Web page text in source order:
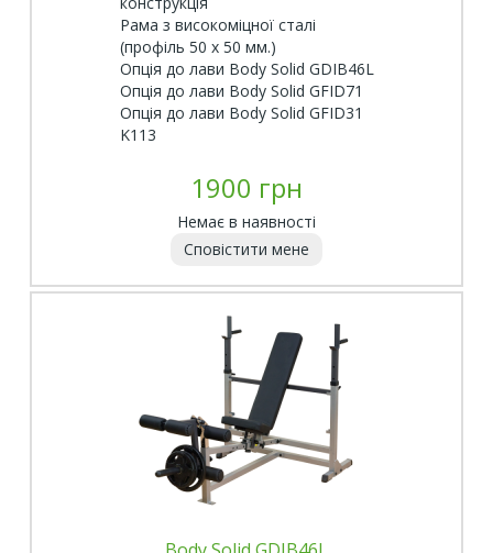
Рама з високоміцної сталі
(профіль 50 х 50 мм.)
Опція до лави Body Solid GDIB46L
Опція до лави Body Solid GFID71
Опція до лави Body Solid GFID31
K113
1900 грн
Немає в наявності
Сповістити мене